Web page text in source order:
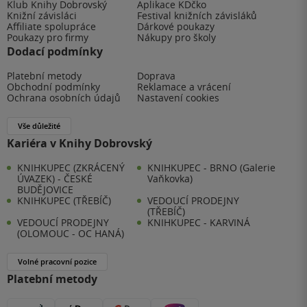
Klub Knihy Dobrovský
Aplikace KDčko
Knižní závisláci
Festival knižních závisláků
Affiliate spolupráce
Dárkové poukazy
Poukazy pro firmy
Nákupy pro školy
Dodací podmínky
Platební metody
Doprava
Obchodní podmínky
Reklamace a vrácení
Ochrana osobních údajů
Nastavení cookies
Vše důležité
Kariéra v Knihy Dobrovský
KNIHKUPEC (ZKRÁCENÝ
ÚVAZEK) - ČESKÉ
BUDĚJOVICE
KNIHKUPEC - BRNO (Galerie
Vaňkovka)
KNIHKUPEC (TŘEBÍČ)
VEDOUCÍ PRODEJNY
(TŘEBÍČ)
VEDOUCÍ PRODEJNY
(OLOMOUC - OC HANÁ)
KNIHKUPEC - KARVINÁ
Volné pracovní pozice
Platební metody